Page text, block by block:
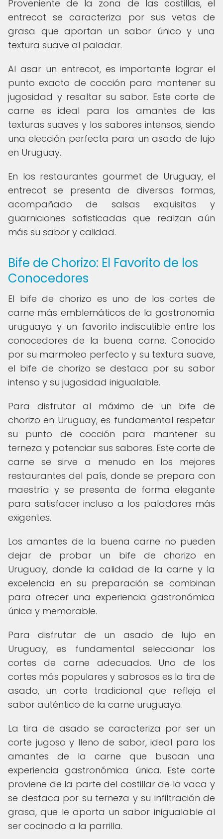
Proveniente de la zona de las costillas, el
entrecot se caracteriza por sus vetas de
grasa que aportan un sabor único y una
textura suave al paladar.
Al asar un entrecot, es importante lograr el
punto exacto de cocción para mantener su
jugosidad y resaltar su sabor. Este corte de
carne es ideal para los amantes de las
texturas suaves y los sabores intensos, siendo
una elección perfecta para un asado de lujo
en Uruguay.
En los restaurantes gourmet de Uruguay, el
entrecot se presenta de diversas formas,
acompañado de salsas exquisitas y
guarniciones sofisticadas que realzan aún
más su sabor y calidad.
Bife de Chorizo: El Favorito de los
Conocedores
El bife de chorizo es uno de los cortes de
carne más emblemáticos de la gastronomía
uruguaya y un favorito indiscutible entre los
conocedores de la buena carne. Conocido
por su marmoleo perfecto y su textura suave,
el bife de chorizo se destaca por su sabor
intenso y su jugosidad inigualable.
Para disfrutar al máximo de un bife de
chorizo en Uruguay, es fundamental respetar
su punto de cocción para mantener su
terneza y potenciar sus sabores. Este corte de
carne se sirve a menudo en los mejores
restaurantes del país, donde se prepara con
maestría y se presenta de forma elegante
para satisfacer incluso a los paladares más
exigentes.
Los amantes de la buena carne no pueden
dejar de probar un bife de chorizo en
Uruguay, donde la calidad de la carne y la
excelencia en su preparación se combinan
para ofrecer una experiencia gastronómica
única y memorable.
Para disfrutar de un asado de lujo en
Uruguay, es fundamental seleccionar los
cortes de carne adecuados. Uno de los
cortes más populares y sabrosos es la tira de
asado, un corte tradicional que refleja el
sabor auténtico de la carne uruguaya.
La tira de asado se caracteriza por ser un
corte jugoso y lleno de sabor, ideal para los
amantes de la carne que buscan una
experiencia gastronómica única. Este corte
proviene de la parte del costillar de la vaca y
se destaca por su terneza y su infiltración de
grasa, que le aporta un sabor inigualable al
ser cocinado a la parrilla.